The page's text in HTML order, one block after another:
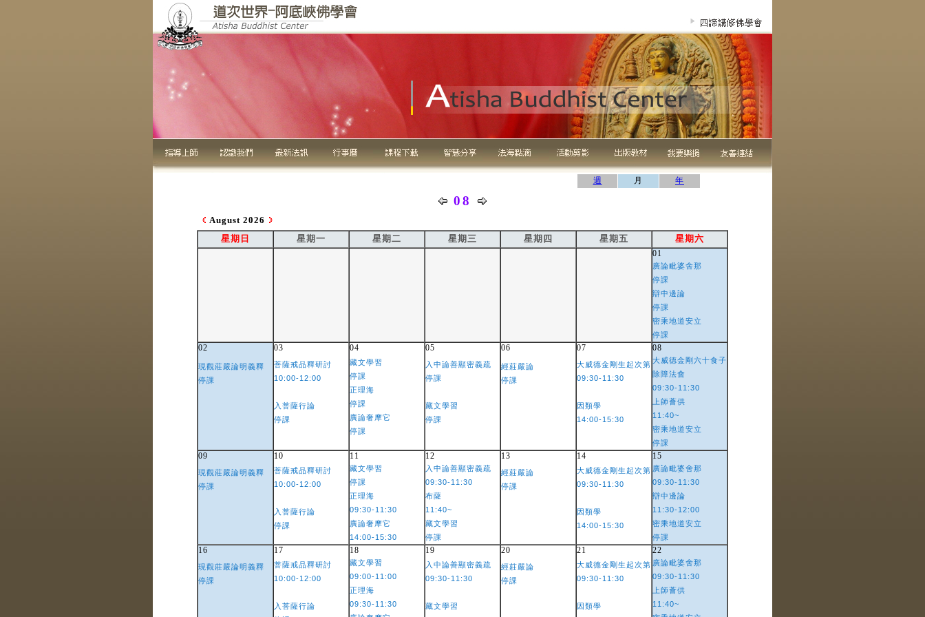
週 月 年
08
August 2026
星期日
星期一 星期二 星期三 星期四 星期五 星期六
01
廣論毗婆舍那
停課
辯中邊論
停課
密乘地道安立
停課
02
現觀莊嚴論明義釋
停課
03
菩薩戒品釋研討
10:00-12:00
入菩薩行論
停課
04
藏文學習
停課
正理海
停課
廣論奢摩它
停課
05
入中論善顯密義疏
停課
藏文學習
停課
06
經莊嚴論
停課
07
大威德金剛生起次第
09:30-11:30
因類學
14:00-15:30
08
大威德金剛六十食子
除障法會
09:30-11:30
上師薈供
11:40~
密乘地道安立
停課
09
現觀莊嚴論明義釋
停課
10
菩薩戒品釋研討
10:00-12:00
入菩薩行論
停課
11
藏文學習
停課
正理海
09:30-11:30
廣論奢摩它
14:00-15:30
12
入中論善顯密義疏
09:30-11:30
布薩
11:40~
藏文學習
停課
13
經莊嚴論
停課
14
大威德金剛生起次第
09:30-11:30
因類學
14:00-15:30
15
廣論毗婆舍那
09:30-11:30
辯中邊論
11:30-12:00
密乘地道安立
停課
16
現觀莊嚴論明義釋
停課
17
菩薩戒品釋研討
10:00-12:00
入菩薩行論
18
藏文學習
09:00-11:00
正理海
09:30-11:30
19
入中論善顯密義疏
09:30-11:30
藏文學習
20
經莊嚴論
停課
21
大威德金剛生起次第
09:30-11:30
因類學
22
廣論毗婆舍那
09:30-11:30
上師薈供
11:40~